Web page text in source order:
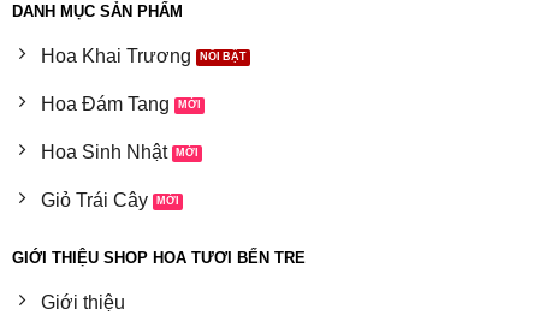
DANH MỤC SẢN PHẨM
Hoa Khai Trương
Hoa Đám Tang
Hoa Sinh Nhật
Giỏ Trái Cây
GIỚI THIỆU SHOP HOA TƯƠI BẾN TRE
Giới thiệu